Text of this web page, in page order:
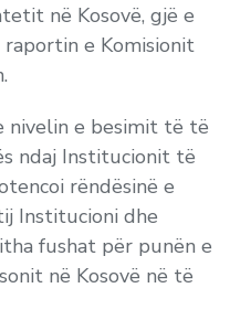
në Kosovë, gjë e
e Komisionit
nivelin e besimit të të
ndaj Institucionit të
rëndësinë e
Institucioni dhe
fushat për punën e
në Kosovë në të